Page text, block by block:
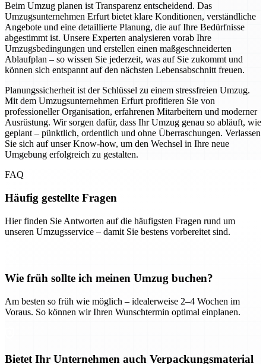
Beim Umzug planen ist Transparenz entscheidend. Das
Umzugsunternehmen Erfurt bietet klare Konditionen, verständliche
Angebote und eine detaillierte Planung, die auf Ihre Bedürfnisse
abgestimmt ist. Unsere Experten analysieren vorab Ihre
Umzugsbedingungen und erstellen einen maßgeschneiderten
Ablaufplan – so wissen Sie jederzeit, was auf Sie zukommt und
können sich entspannt auf den nächsten Lebensabschnitt freuen.
Planungssicherheit ist der Schlüssel zu einem stressfreien Umzug.
Mit dem Umzugsunternehmen Erfurt profitieren Sie von
professioneller Organisation, erfahrenen Mitarbeitern und moderner
Ausrüstung. Wir sorgen dafür, dass Ihr Umzug genau so abläuft, wie
geplant – pünktlich, ordentlich und ohne Überraschungen. Verlassen
Sie sich auf unser Know-how, um den Wechsel in Ihre neue
Umgebung erfolgreich zu gestalten.
FAQ
Häufig gestellte Fragen
Hier finden Sie Antworten auf die häufigsten Fragen rund um
unseren Umzugsservice – damit Sie bestens vorbereitet sind.
Wie früh sollte ich meinen Umzug buchen?
Am besten so früh wie möglich – idealerweise 2–4 Wochen im
Voraus. So können wir Ihren Wunschtermin optimal einplanen.
Bietet Ihr Unternehmen auch Verpackungsmaterial